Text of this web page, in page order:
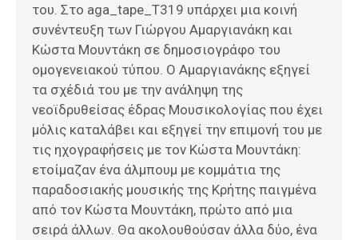
του. Στο aga_tape_T319 υπάρχει μια κοινή
συνέντευξη των Γιώργου Αμαργιανάκη και
Κώστα Μουντάκη σε δημοσιογράφο του
ομογενειακού τύπου. Ο Αμαργιανάκης εξηγεί
τα σχέδιά του με την ανάληψη της
νεοϊδρυθείσας έδρας Μουσικολογίας που έχει
μόλις καταλάβει και εξηγεί την επιμονή του με
τις ηχογραφήσεις με τον Κώστα Μουντάκη:
ετοίμαζαν ένα άλμπουμ με κομμάτια της
παραδοσιακής μουσικής της Κρήτης παιγμένα
από τον Κώστα Μουντάκη, πρώτο από μια
σειρά άλλων. Θα ακολουθούσαν άλλα δύο, ένα